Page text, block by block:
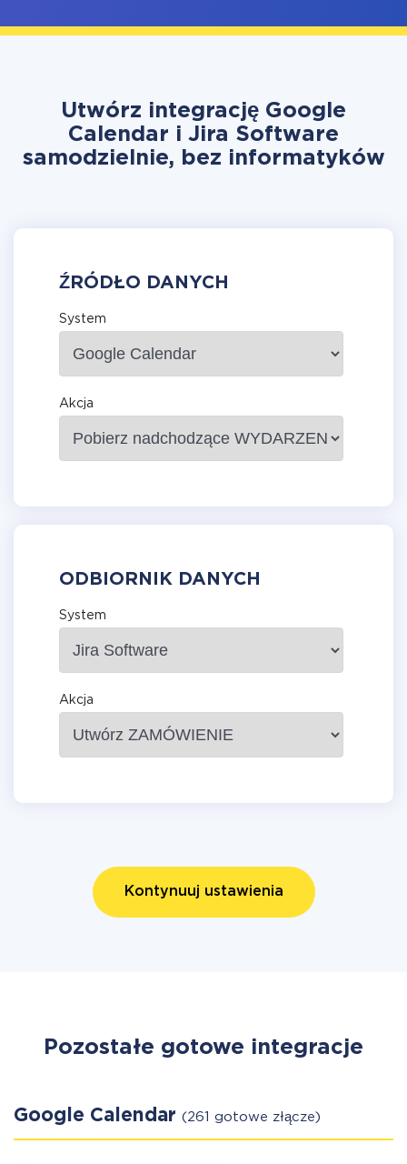
Utwórz integrację Google
Calendar i Jira Software
samodzielnie, bez informatyków
ŹRÓDŁO DANYCH
System
Akcja
ODBIORNIK DANYCH
System
Akcja
Kontynuuj ustawienia
Pozostałe gotowe integracje
Google Calendar (261 gotowe złącze)